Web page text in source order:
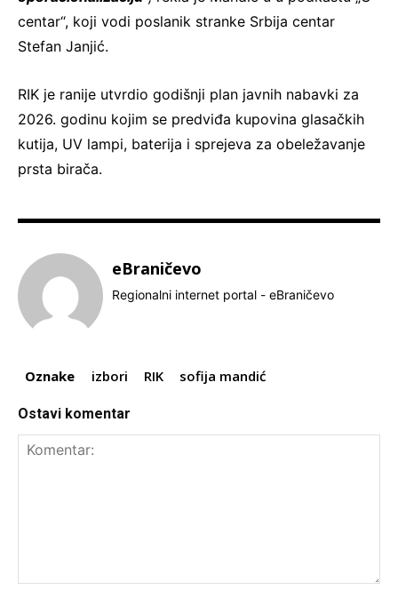
centar“, koji vodi poslanik stranke Srbija centar
Stefan Janjić.
RIK je ranije utvrdio godišnji plan javnih nabavki za
2026. godinu kojim se predviđa kupovina glasačkih
kutija, UV lampi, baterija i sprejeva za obeležavanje
prsta birača.
eBraničevo
Regionalni internet portal - eBraničevo
Oznake izbori RIK sofija mandić
Ostavi komentar